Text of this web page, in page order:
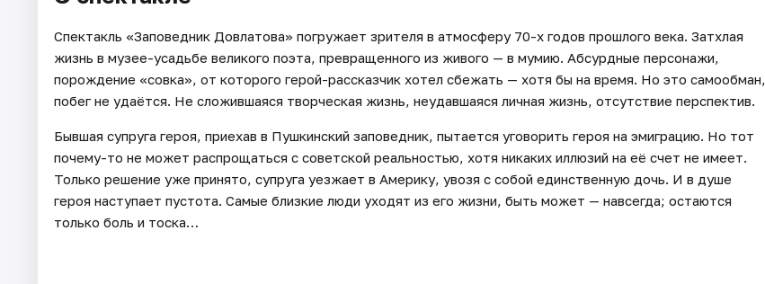
Спектакль «Заповедник Довлатова» погружает зрителя в атмосферу 70-х годов прошлого века. Затхлая
жизнь в музее-усадьбе великого поэта, превращенного из живого — в мумию. Абсурдные персонажи,
порождение «совка», от которого герой-рассказчик хотел сбежать — хотя бы на время. Но это самообман,
побег не удаётся. Не сложившаяся творческая жизнь, неудавшаяся личная жизнь, отсутствие перспектив.
Бывшая супруга героя, приехав в Пушкинский заповедник, пытается уговорить героя на эмиграцию. Но тот
почему-то не может распрощаться с советской реальностью, хотя никаких иллюзий на её счет не имеет.
Только решение уже принято, супруга уезжает в Америку, увозя с собой единственную дочь. И в душе
героя наступает пустота. Самые близкие люди уходят из его жизни, быть может — навсегда; остаются
только боль и тоска…